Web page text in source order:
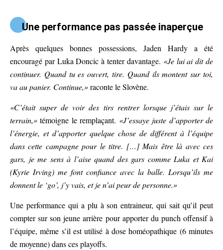
Une performance pas passée inaperçue
Après quelques bonnes possessions, Jaden Hardy a été
encouragé par Luka Doncic à tenter davantage. «Je lui ai dit de
continuer. Quand tu es ouvert, tire. Quand ils montent sur toi,
va au panier. Continue,»raconte le Slovène.
«C’était super de voir des tirs rentrer lorsque j’étais sur le
terrain,» témoigne le remplaçant. «J’essaye juste d’apporter de
l’énergie, et d’apporter quelque chose de différent à l’équipe
dans cette campagne pour le titre. […] Mais être là avec ces
gars, je me sens à l’aise quand des gars comme Luka et Kai
(Kyrie Irving) me font confiance avec la balle. Lorsqu’ils me
donnent le ‘go’, j’y vais, et je n’ai peur de personne.»
Une performance qui a plu à son entraineur, qui sait qu’il peut
compter sur son jeune arrière pour apporter du punch offensif à
l’équipe, même s’il est utilisé à dose homéopathique (6 minutes
de moyenne) dans ces playoffs.